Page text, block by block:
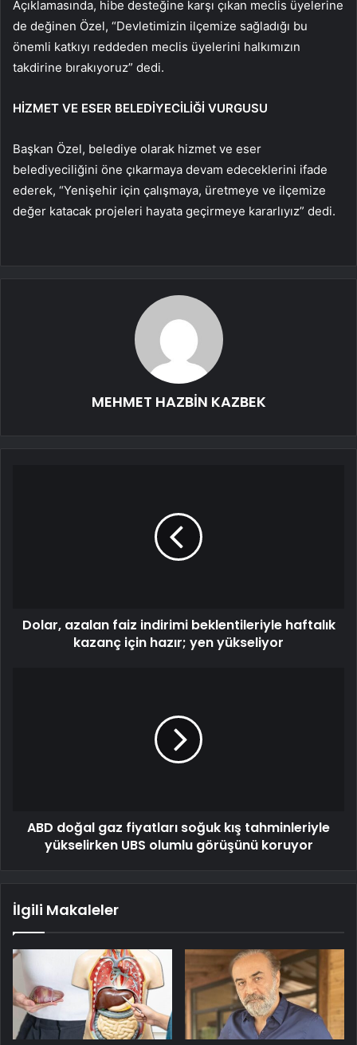
Açıklamasında, hibe desteğine karşı çıkan meclis üyelerine
de değinen Özel, “Devletimizin ilçemize sağladığı bu
önemli katkıyı reddeden meclis üyelerini halkımızın
takdirine bırakıyoruz” dedi.
HİZMET VE ESER BELEDİYECİLİĞİ VURGUSU
Başkan Özel, belediye olarak hizmet ve eser
belediyeciliğini öne çıkarmaya devam edeceklerini ifade
ederek, “Yenişehir için çalışmaya, üretmeye ve ilçemize
değer katacak projeleri hayata geçirmeye kararlıyız” dedi.
MEHMET HAZBİN KAZBEK
Dolar, azalan faiz indirimi beklentileriyle haftalık
kazanç için hazır; yen yükseliyor
ABD doğal gaz fiyatları soğuk kış tahminleriyle
yükselirken UBS olumlu görüşünü koruyor
İlgili Makaleler